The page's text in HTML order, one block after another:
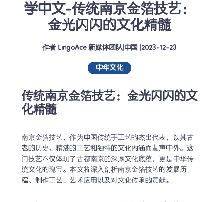
学中文-传统南京金箔技艺：
金光闪闪的文化精髓
作者 LingoAce 新媒体团队| 中国 2023-12-23
中华文化
传统南京金箔技艺：金光闪闪的文
化精髓
南京金箔技艺，作为中国传统手工艺的杰出代表，以其古
老的历史、精湛的工艺和独特的文化内涵而蜚声中外。这
门技艺不仅体现了古都南京的深厚文化底蕴，更是中华传
统文化的瑰宝。本文将深入剖析南京金箔技艺的发展历
程、制作工艺、艺术应用以及对文化传承的贡献。